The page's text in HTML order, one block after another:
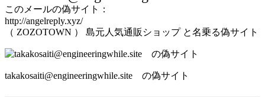
このメールの偽サイト：
http://angelreply.xyz/
（ ZOZOTOWN ） 島元人気通販ショップ と名乗る偽サイト
takakosaiti@engineeringwhile.site の偽サイト